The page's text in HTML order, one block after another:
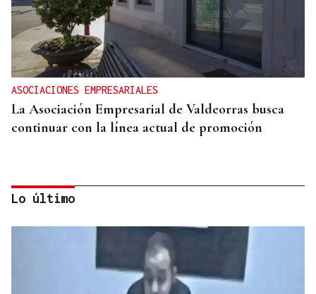
ASOCIACIONES EMPRESARIALES
La Asociación Empresarial de Valdeorras busca
continuar con la línea actual de promoción
Lo último